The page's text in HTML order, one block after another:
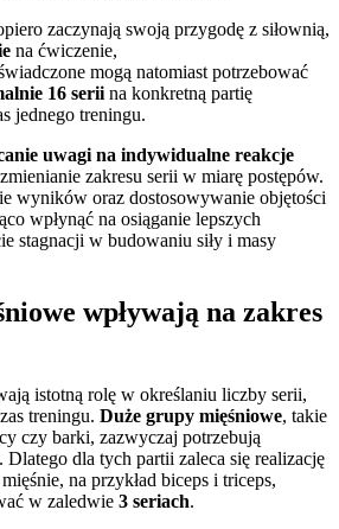
zaczynają swoją przygodę z siłownią,
na ćwiczenie,
mogą natomiast potrzebować
16 serii na konkretną partię
jednego treningu.
uwagi na indywidualne reakcje
zakresu serii w miarę postępów.
wyników oraz dostosowywanie objętości
wpłynąć na osiąganie lepszych
stagnacji w budowaniu siły i masy
wpływają na zakres
istotną rolę w określaniu liczby serii,
treningu. Duże grupy mięśniowe, takie
czy barki, zazwyczaj potrzebują
dla tych partii zaleca się realizację
na przykład biceps i triceps,
w zaledwie 3 seriach.